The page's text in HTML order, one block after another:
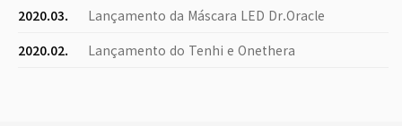
2020.03.
Lançamento da Máscara LED Dr.Oracle
2020.02.
Lançamento do Tenhi e Onethera